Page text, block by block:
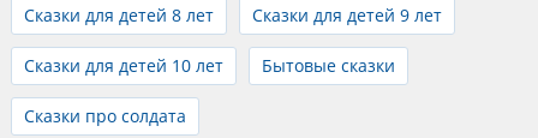
Сказки для детей 8 лет Сказки для детей 9 лет
Сказки для детей 10 лет Бытовые сказки
Сказки про солдата